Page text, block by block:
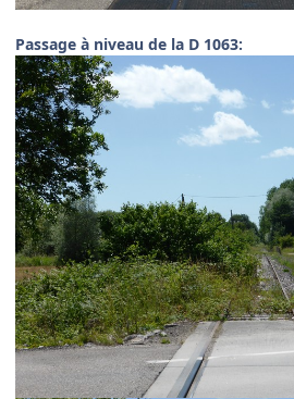
Passage à niveau de la D 1063: